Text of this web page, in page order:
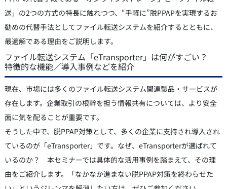
送」の2つの方式の特長に触れつつ、“手軽に”脱PPAPを実現するお
勧めの代替手法としてファイル転送システムを紹介するとともに、
最適解である理由をご説明します。
ファイル転送システム「eTransporter」は何がすごい？
特徴的な機能／導入事例などを紹介
現在、市場には多くのファイル転送システム関連製品・サービスが
存在します。企業取引の根幹を担う情報共有については、より安全
面に気を配ることが重要です。
そうした中で、脱PPAP対策として、多くの企業に支持され導入され
ているのが「eTransporter」です。なぜ、eTransporterが選ばれて
いるのか？ 本セミナーでは具体的な活用事例を踏まえて、その理
由をご紹介します。「なかなか進まない脱PPAP対策を終わらせた